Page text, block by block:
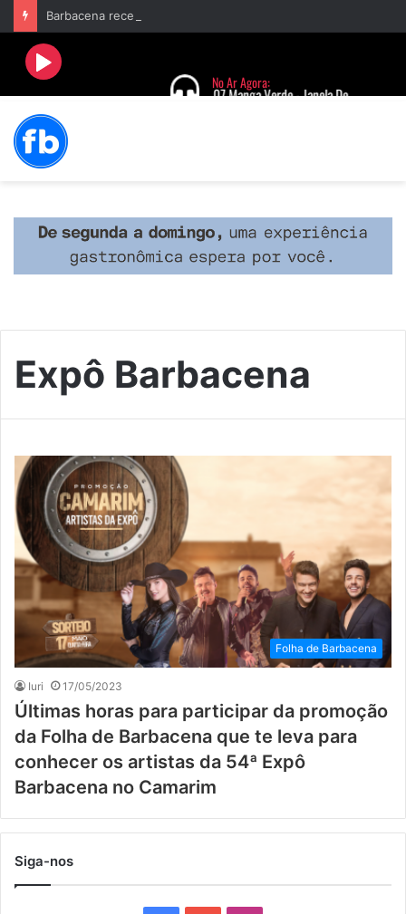
Expô Barbacena
Folha de Barbacena
Iuri 17/05/2023
Últimas horas para participar da promoção
da Folha de Barbacena que te leva para
conhecer os artistas da 54ª Expô
Barbacena no Camarim
Siga-nos